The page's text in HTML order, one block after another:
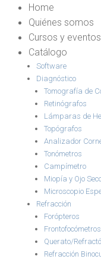
Home
Quiénes somos
Cursos y eventos
Catálogo
Software
Diagnóstico
Tomografía de
Retinógrafos
Lámparas de
Topógrafos
Analizador
Tonómetros
Campímetro
Miopía y Ojo
Microscopio
Refracción
Forópteros
Querato/
Refracción